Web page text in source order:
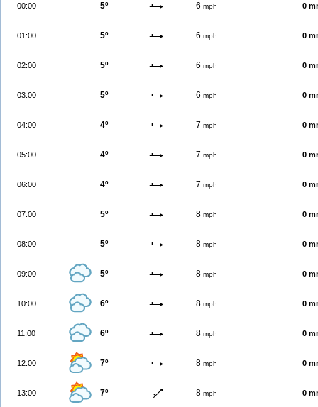
00:00 5º 6 mph 0
01:00 5º 6 mph 0
02:00 5º 6 mph 0
03:00 5º 6 mph 0
04:00 4º 7 mph 0
05:00 4º 7 mph 0
06:00 4º 7 mph 0
07:00 5º 8 mph 0
08:00 5º 8 mph 0
09:00 5º 8 mph 0
10:00 6º 8 mph 0
11:00 6º 8 mph 0
12:00 7º 8 mph 0
13:00 7º 8 mph 0